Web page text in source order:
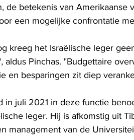
de betekenis van Amerikaanse
een mogelijke confrontatie
kreeg het Israëlische leger
aldus Pinchas. "Budgettaire
en besparingen zit diep
in juli 2021 in deze functie
leger. Hij is afkomstig uit
management van de